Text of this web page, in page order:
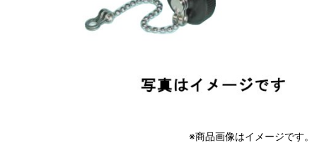
※商品画像はイメージです。